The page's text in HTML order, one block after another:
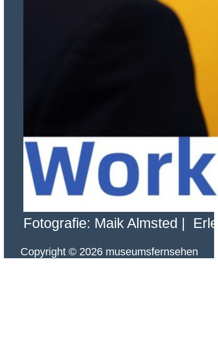
Fotografie: Maik Almsted |
Copyright © 2026 museumsfernsehen